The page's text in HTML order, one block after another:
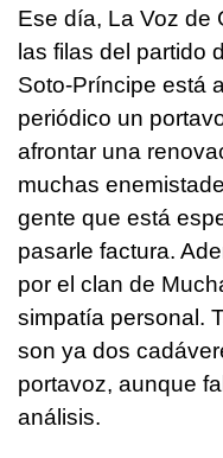
Ese día, La Voz de
las filas del partido
Soto-Príncipe está
periódico un
afrontar una
muchas
gente que está
pasarle factura.
por el clan de
simpatía personal.
son ya dos
portavoz, aunque
análisis.